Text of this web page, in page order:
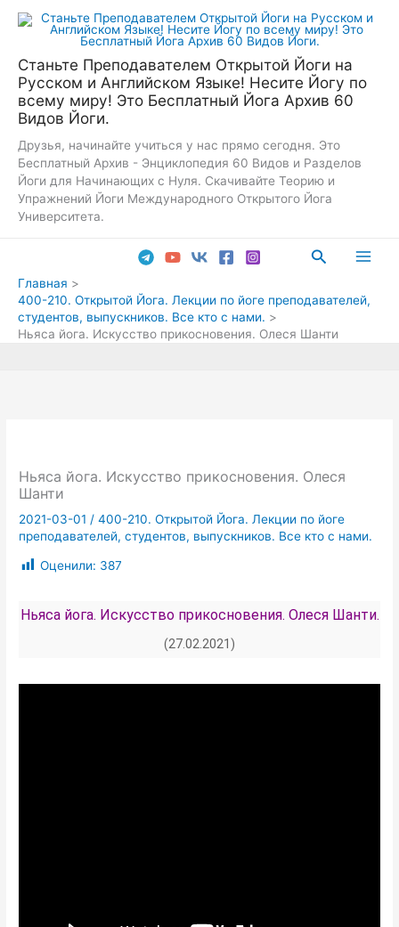
Перейти
Станьте Преподавателем Открытой Йоги на
Русском и Английском Языке! Несите Йогу по
всему миру! Это Бесплатный Йога Архив 60
Видов Йоги.
Друзья, начинайте учиться у нас прямо сегодня. Это
Бесплатный Архив - Энциклопедия 60 Видов и Разделов
Йоги для Начинающих с Нуля. Скачивайте Теорию и
Упражнений Йоги Международного Открытого Йога
Университета.
Поиск
Главная
400-210. Открытой Йога. Лекции по йоге преподавателей,
студентов, выпускников. Все кто с нами.
Ньяса йога. Искусство прикосновения. Олеся Шанти
Ньяса йога. Искусство прикосновения. Олеся
Шанти
2021-03-01 /400-210. Открытой Йога. Лекции по йоге
преподавателей, студентов, выпускников. Все кто с нами.
Оценили: 387
Ньяса йога. Искусство прикосновения. Олеся Шанти.
(27.02.2021)